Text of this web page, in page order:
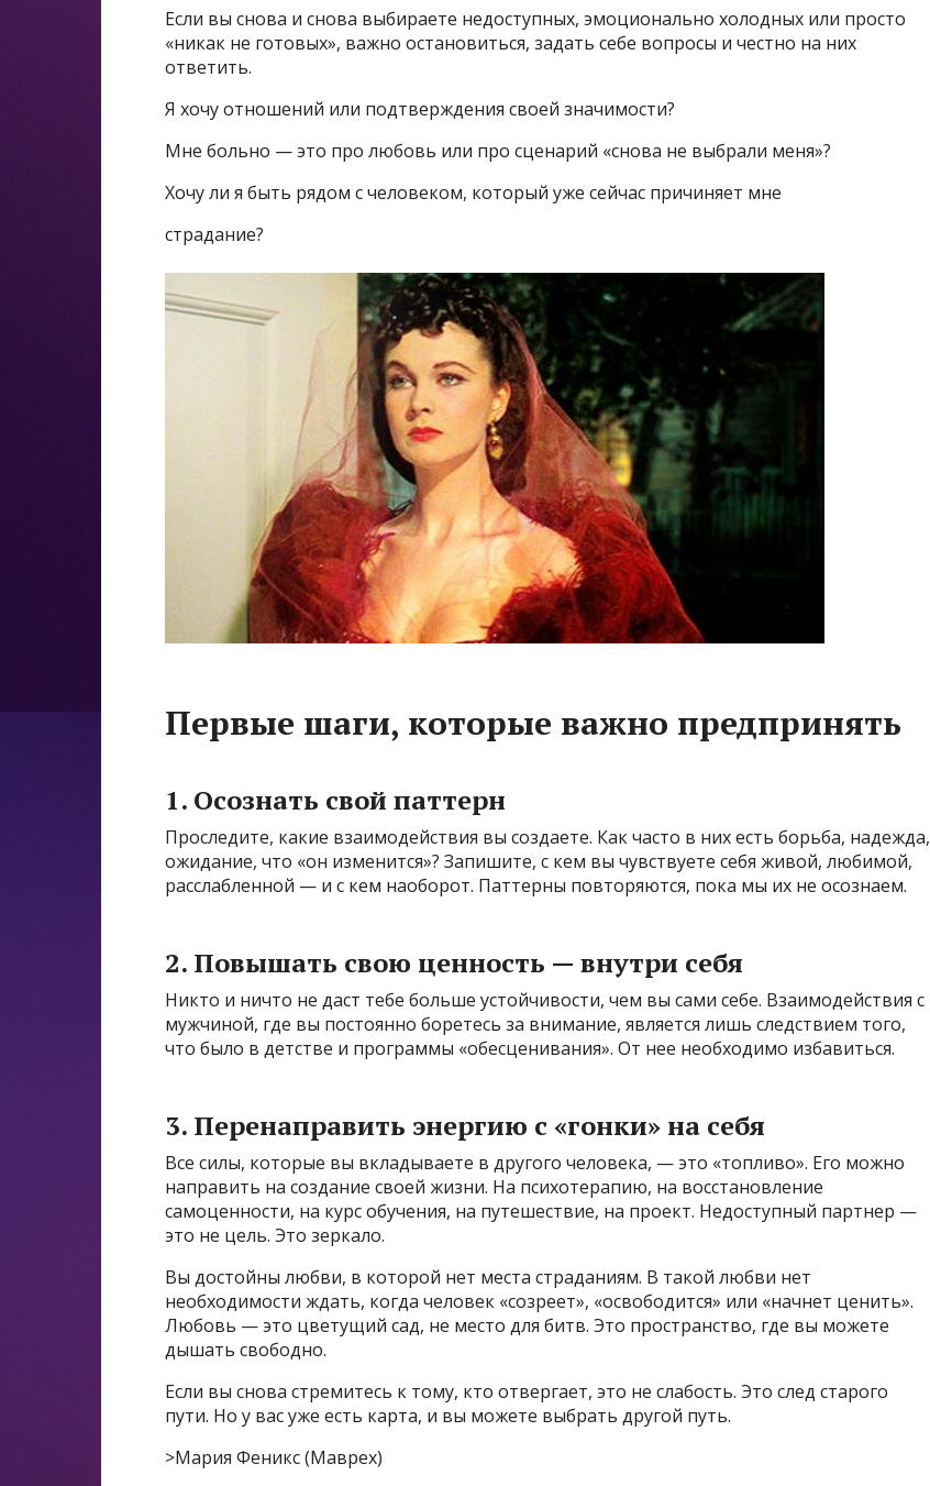
Если вы снова и снова выбираете недоступных, эмоционально холодных или просто
«никак не готовых», важно остановиться, задать себе вопросы и честно на них
ответить.
Я хочу отношений или подтверждения своей значимости?
Мне больно — это про любовь или про сценарий «снова не выбрали меня»?
Хочу ли я быть рядом с человеком, который уже сейчас причиняет мне
страдание?
Первые шаги, которые важно предпринять
1. Осознать свой паттерн
Проследите, какие взаимодействия вы создаете. Как часто в них есть борьба, надежда,
ожидание, что «он изменится»? Запишите, с кем вы чувствуете себя живой, любимой,
расслабленной — и с кем наоборот. Паттерны повторяются, пока мы их не осознаем.
2. Повышать свою ценность — внутри себя
Никто и ничто не даст тебе больше устойчивости, чем вы сами себе. Взаимодействия с
мужчиной, где вы постоянно боретесь за внимание, является лишь следствием того,
что было в детстве и программы «обесценивания». От нее необходимо избавиться.
3. Перенаправить энергию с «гонки» на себя
Все силы, которые вы вкладываете в другого человека, — это «топливо». Его можно
направить на создание своей жизни. На психотерапию, на восстановление
самоценности, на курс обучения, на путешествие, на проект. Недоступный партнер —
это не цель. Это зеркало.
Вы достойны любви, в которой нет места страданиям. В такой любви нет
необходимости ждать, когда человек «созреет», «освободится» или «начнет ценить».
Любовь — это цветущий сад, не место для битв. Это пространство, где вы можете
дышать свободно.
Если вы снова стремитесь к тому, кто отвергает, это не слабость. Это след старого
пути. Но у вас уже есть карта, и вы можете выбрать другой путь.
>Мария Феникс (Маврех)